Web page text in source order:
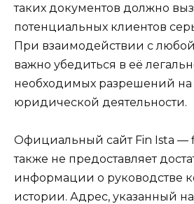
таких документов должно
потенциальных клиентов
При взаимодействии с
важно убедиться в её
необходимых разрешений
юридической деятельности.
Официальный сайт Fin Ista —
также не предоставляет
информации о руководстве
истории. Адрес, указанный на